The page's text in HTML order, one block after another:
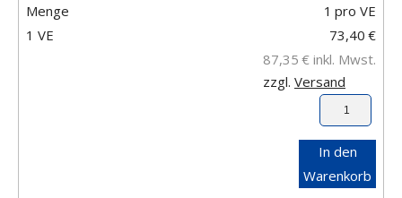
Menge
1 pro VE
1 VE
73,40 €
87,35 € inkl. Mwst.
zzgl. Versand
In den
Warenkorb